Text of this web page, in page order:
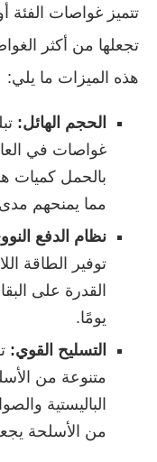
تتميز غواصات الفئة
تجعلها من أكثر
هذه الميزات ما يلي:
الحجم الهائل:
غواصات في
بالحمل كميات
مما يمنحهم
نظام الدفع
توفير الطاقة
يومًا.
التسليح القوي:
متنوعة من
الباليستية
من الأسلحة